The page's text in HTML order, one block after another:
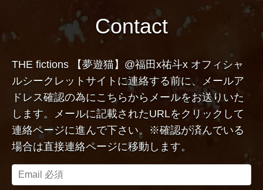
Contact
THE fictions 【夢遊猫】@福田x祐斗x オフィシャ
ルシークレットサイトに連絡する前に、メールア
ドレス確認の為にこちらからメールをお送りいた
します。メールに記載されたURLをクリックして
連絡ページに進んで下さい。※確認が済んでいる
場合は直接連絡ページに移動します。